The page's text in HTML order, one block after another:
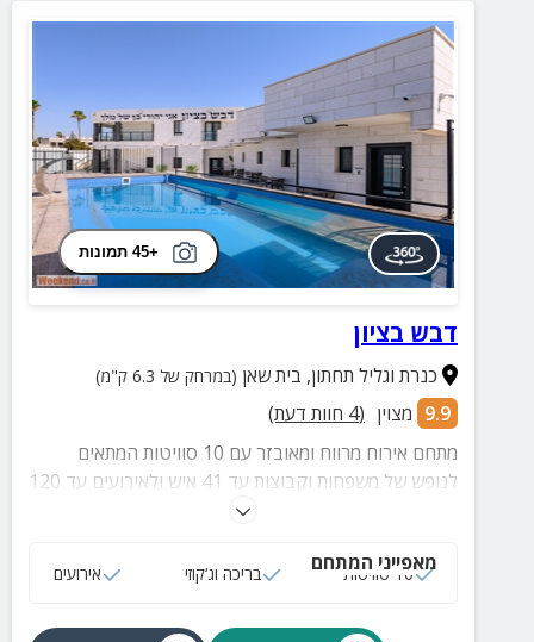
+45 תמונות
דבש בציון
כנרת וגליל תחתון, בית שאן (במרחק של 6.3 ק"מ)
9.9 מצוין (
4 חוות דעת)
מתחם אירוח מרווח ומאובזר עם 10 סוויטות המתאים
לנופש של משפחות וקבוצות עד 41 איש ולאירועים עד 120
איש! חצר עם בריכה מגודרת, עמדות מנגל, אולם כנסים
מאפייני המתחם
10 סוויטות בריכה וג‘קוזי אירועים